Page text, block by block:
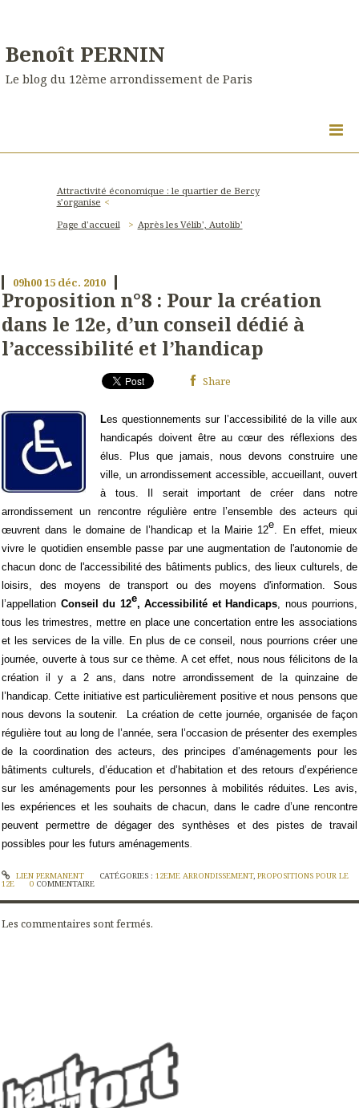
Benoît PERNIN
Le blog du 12ème arrondissement de Paris
Attractivité économique : le quartier de Bercy
s’organise
Page d'accueil
Après les Vélib', Autolib'
09h0015 déc. 2010
Proposition n°8 : Pour la création
dans le 12e, d’un conseil dédié à
l’accessibilité et l’handicap
Share
Les questionnements sur l’accessibilité de la ville aux
handicapés doivent être au cœur des réflexions des
élus. Plus que jamais, nous devons construire une
ville, un arrondissement accessible, accueillant, ouvert
à tous. Il serait important de créer dans notre
arrondissement un rencontre régulière entre l’ensemble des acteurs qui
œuvrent dans le domaine de l’handicap et la Mairie 12e . En effet, mieux
vivre le quotidien ensemble passe par une augmentation de l'autonomie de
chacun donc de l'accessibilité des bâtiments publics, des lieux culturels, de
loisirs, des moyens de transport ou des moyens d'information. Sous
l’appellation Conseil du 12e, Accessibilité et Handicaps , nous pourrions,
tous les trimestres, mettre en place une concertation entre les associations
et les services de la ville. En plus de ce conseil, nous pourrions créer une
journée, ouverte à tous sur ce thème. A cet effet, nous nous félicitons de la
création il y a 2 ans, dans notre arrondissement de la quinzaine de
l’handicap. Cette initiative est particulièrement positive et nous pensons que
nous devons la soutenir.
La création de cette journée, organisée de façon
régulière tout au long de l’année, sera l’occasion de présenter des exemples
de la coordination des acteurs, des principes d’aménagements pour les
bâtiments culturels, d’éducation et d’habitation et des retours d’expérience
sur les aménagements pour les personnes à mobilités réduites. Les avis,
les expériences et les souhaits de chacun, dans le cadre d’une rencontre
peuvent permettre de dégager des synthèses et des pistes de travail
possibles pour les futurs aménagements
LIEN PERMANENT CATÉGORIES : 12EME ARRONDISSEMENT, PROPOSITIONS POUR LE
12E 0 COMMENTAIRE
Les commentaires sont fermés.